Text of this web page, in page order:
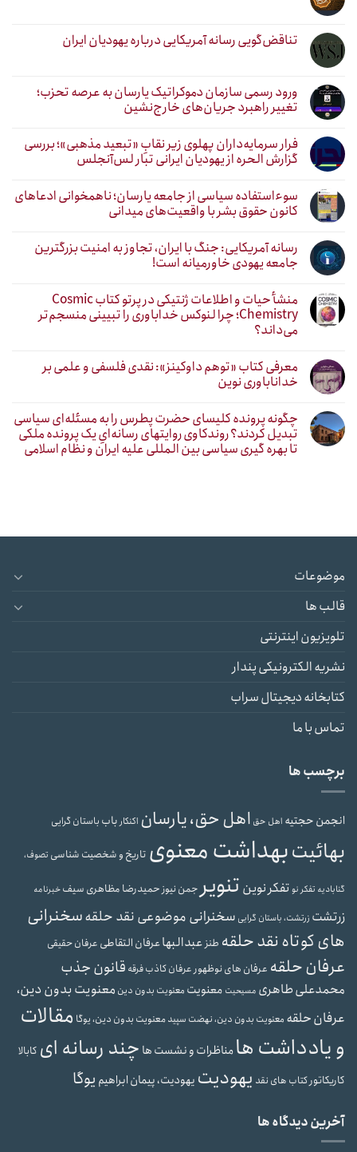
تناقض‌گویی رسانه آمریکایی درباره یهودیان ایران
ورود رسمی سازمان دموکراتیک یارسان به عرصه تحزب؛
تغییر راهبرد جریان‌های خارج‌نشین
فرار سرمایه‌داران پهلوی زیر نقابِ «تبعید مذهبی»؛ بررسی
گزارش الحره از یهودیان ایرانی تبار لس‌آنجلس
سوءاستفاده سیاسی از جامعه یارسان؛ ناهمخوانی ادعاهای
کانون حقوق بشر با واقعیت‌های میدانی
رسانه آمریکایی: جنگ با ایران، تجاوز به امنیت بزرگترین
جامعه یهودی خاورمیانه است!
منشأ حیات و اطلاعات ژنتیکی در پرتو کتاب Cosmic
Chemistry؛ چرا لنوکس خداباوری را تبیینی منسجم‌تر
می‌داند؟
معرفی کتاب «توهم داوکینز»: نقدی فلسفی و علمی بر
خداناباوری نوین
چگونه پرونده کلیسای حضرت پطرس را به مسئله‌ای سیاسی
تبدیل کردند؟ روندکاوی روایتهای رسانه‌ایِ یک پرونده ملکی
تا بهره گیری سیاسی بین المللی علیه ایران و نظام اسلامی
موضوعات
قالب ها
تلویزیون اینترنتی
نشریه الکترونیکی پندار
کتابخانه دیجیتال سراب
تماس با ما
برچسب ها
انجمن حجتیه اهل حق اهل حق، یارسان اکنکار باب باستان گرایی
بهائیتبهداشت معنوی تاریخ و شخصیت شناسی تصوف،
گنابادیه تفکر نوتفکر نوین تنویر جمن نیوز حمیدرضا مظاهری سیفخبرنامه
زرتشت زرتشت، باستان گرایی سخنرانی موضوعی نقد حلقهسخنرانی
های کوتاه نقد حلقه طنز عبدالبهاعرفان التقاطی عرفان حقیقی
عرفان حلقه عرفان های نوظهور عرفان کاذبفرقه قانون جذب
محمدعلی طاهری مسیحیت معنویت معنویت بدون دین معنویت بدون دین،
عرفان حلقه معنویت بدون دین، نهضت سپیدمعنویت بدون دین، یوگا مقالات
و یادداشت هامناظرات و نشست ها چند رسانه ای کابالا
کاریکاتور کتاب های نقد یهودیت یهودیت، پیمان ابراهیم یوگا
آخرین دیدگاه ها